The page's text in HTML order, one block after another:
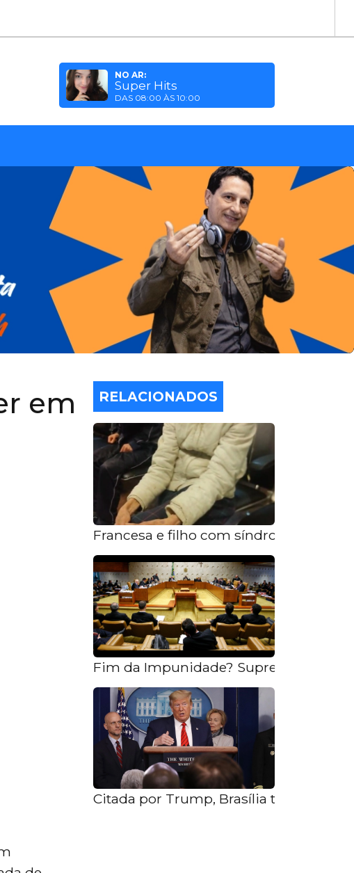
NO AR:
Super Hits
DAS 08:00 ÀS 10:00
em
RELACIONADOS
Francesa e filho com síndrome de
Fim da Impunidade? Supremo Decide
Citada por Trump, Brasília tem taxa